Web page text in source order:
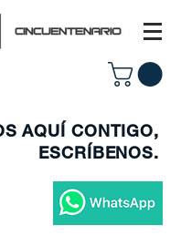
AQUÍ CONTIGO,
ESCRÍBENOS.